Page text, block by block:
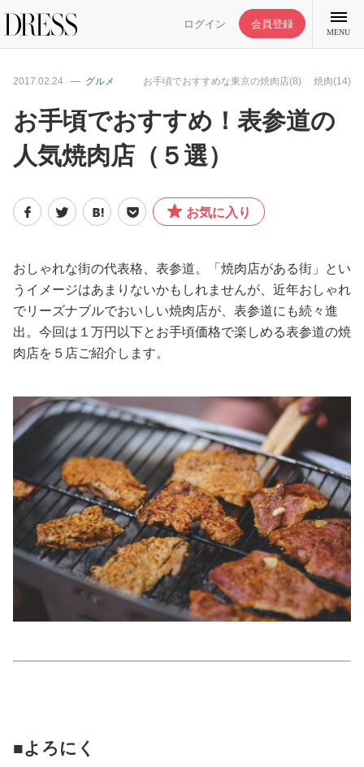
ログイン 会員登録
MENU
特集記事
DRESS部活
ファッション
恋愛/結婚/離婚
美容/健康
ワークスタイル
妊娠/出産/家族
ココロ/カラダ
グルメ
2017.02.24 グルメ お手頃でおすすめな東京の焼肉店(8) 焼肉(14)
お手頃でおすすめ！表参道の
人気焼肉店（５選）
お気に入り
おしゃれな街の代表格、表参道。「焼肉店がある街」とい
うイメージはあまりないかもしれませんが、近年おしゃれ
でリーズナブルでおいしい焼肉店が、表参道にも続々進
出。今回は１万円以下とお手頃価格で楽しめる表参道の焼
肉店を５店ご紹介します。
■よろにく